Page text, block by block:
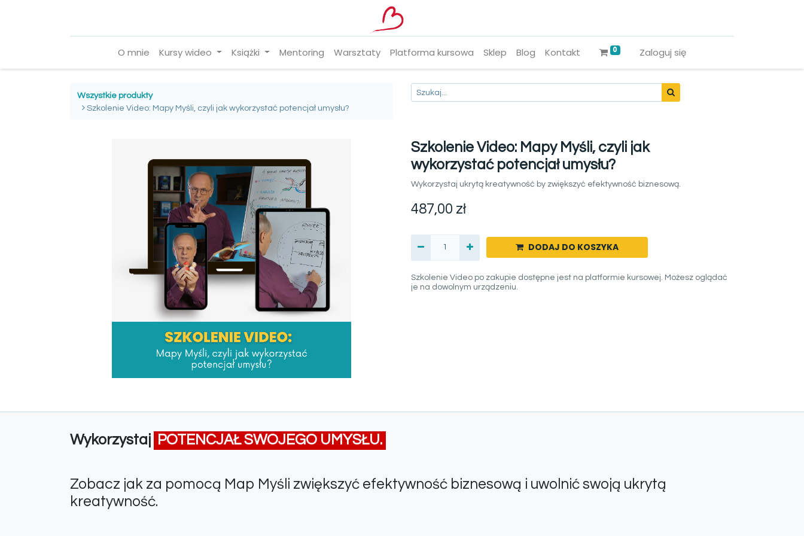
O mnie Kursy wideo Książki Mentoring Warsztaty Platforma kursowa Sklep Blog Kontakt 0 Zaloguj się
Wszystkie produkty
​​​​​​​Szkolenie Video: Mapy Myśli, czyli jak wykorzystać potencjał umysłu?
​​​​​​​Szkolenie Video: Mapy Myśli, czyli jak
wykorzystać potencjał umysłu?
Wykorzystaj ukrytą kreatywność by zwiększyć efektywność biznesową.
487,00 zł
DODAJ DO KOSZYKA
Szkolenie Video po zakupie dostępne jest na platformie kursowej. Możesz oglądać
je na dowolnym urządzeniu.
Wykorzystaj POTENCJAŁ SWOJEGO UMYSŁU.
Zobacz jak za pomocą Map Myśli zwiększyć efektywność biznesową i uwolnić swoją ukrytą
kreatywność.